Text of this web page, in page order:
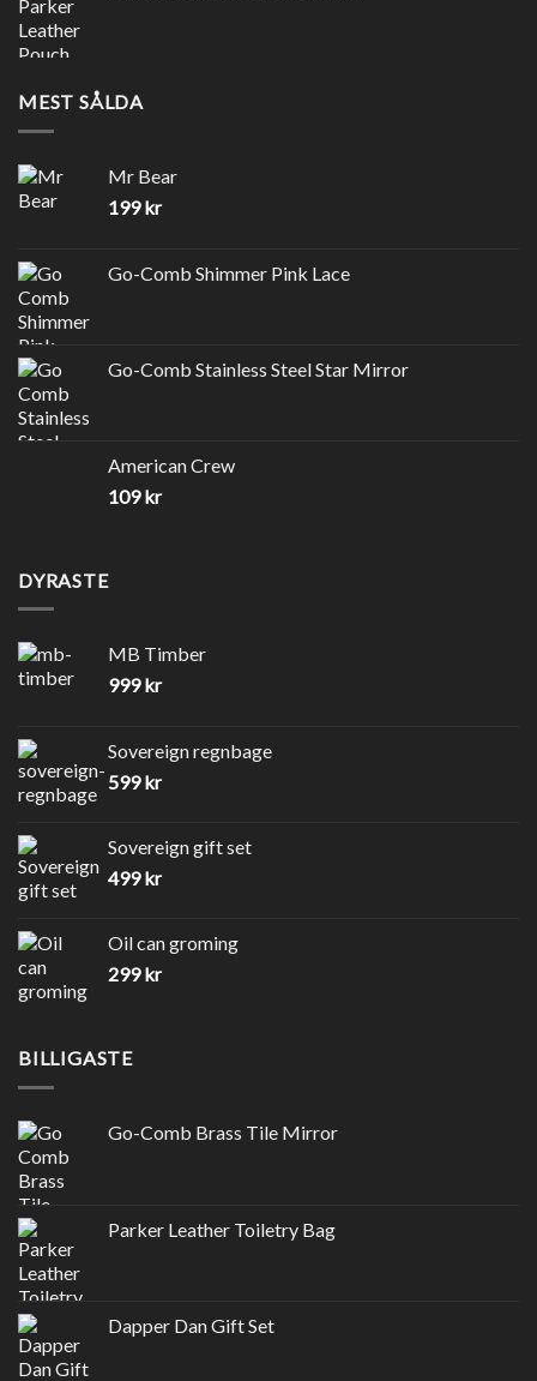
MEST SÅLDA
Mr Bear
199kr
Go-Comb Shimmer Pink Lace
Go-Comb Stainless Steel Star Mirror
American Crew
109kr
DYRASTE
MB Timber
999kr
Sovereign regnbage
599kr
Sovereign gift set
499kr
Oil can groming
299kr
BILLIGASTE
Go-Comb Brass Tile Mirror
Parker Leather Toiletry Bag
Dapper Dan Gift Set